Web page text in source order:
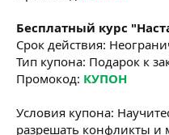
Бесплатный курс
Срок действия:
Тип купона: Подарок к
Промокод: КУПОН
Условия купона:
разрешать конфликты и